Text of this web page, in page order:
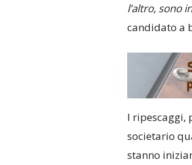
l’altro, sono
candidato a
I ripescaggi,
societario
stanno